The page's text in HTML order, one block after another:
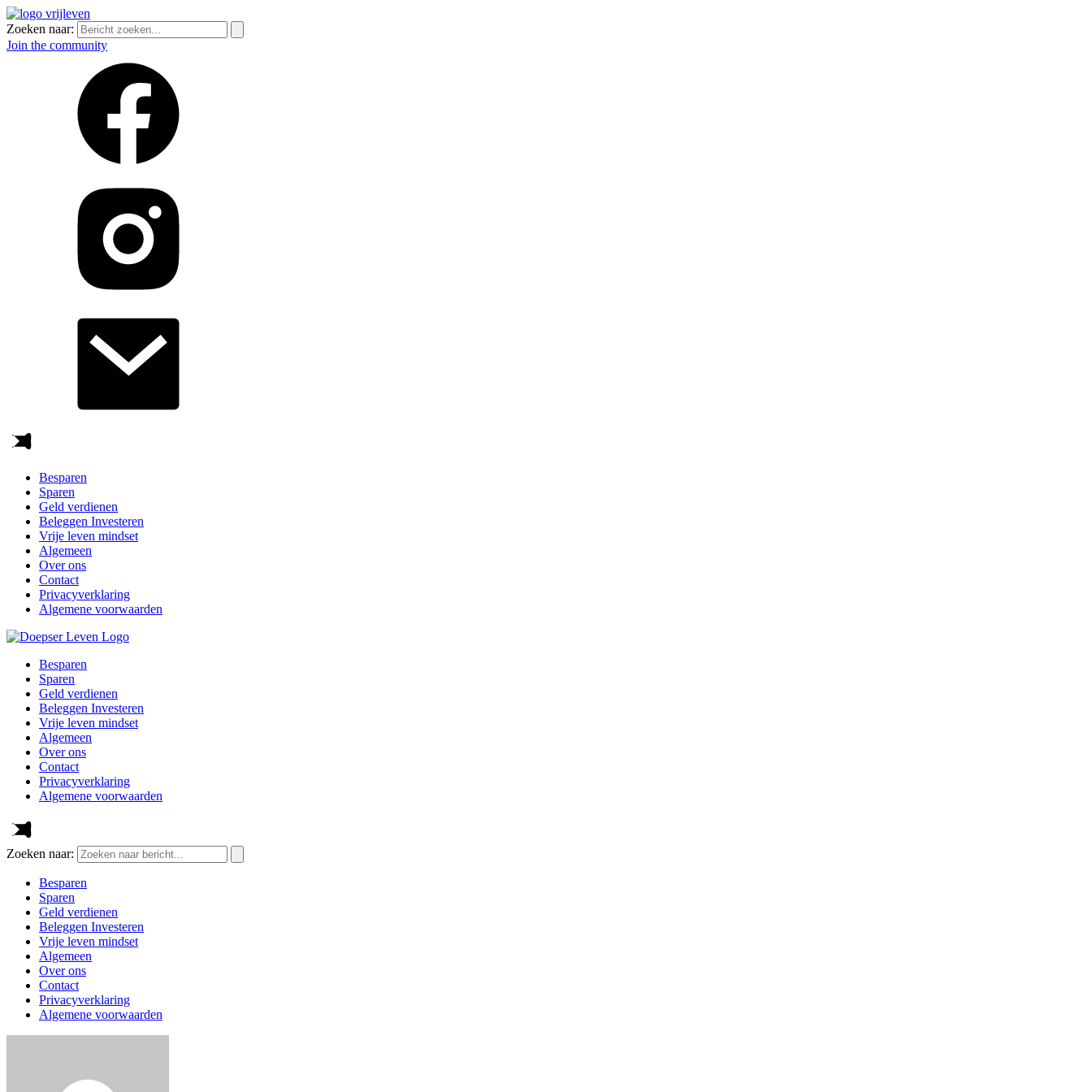
Zoeken naar:
Join the community
Besparen
Sparen
Geld verdienen
Beleggen Investeren
Vrije leven mindset
Algemeen
Over ons
Contact
Privacyverklaring
Algemene voorwaarden
Besparen
Sparen
Geld verdienen
Beleggen Investeren
Vrije leven mindset
Algemeen
Over ons
Contact
Privacyverklaring
Algemene voorwaarden
Zoeken naar:
Besparen
Sparen
Geld verdienen
Beleggen Investeren
Vrije leven mindset
Algemeen
Over ons
Contact
Privacyverklaring
Algemene voorwaarden